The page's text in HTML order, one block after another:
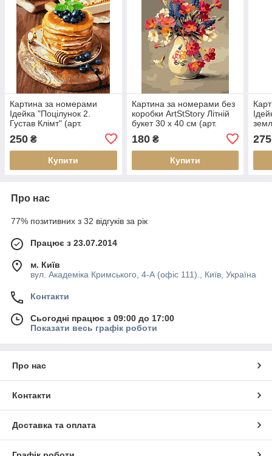
Картина за номерами
Ідейка "Поцілунок 2.
Густав Клімт" (арт.
коробки
250 ₴
Купити
Картина за номерами без
коробки ArtStStory Літній
букет 30 х 40 см (арт.
180₴
Купити
без
275
Про нас
77% позитивних з 32 відгуків за рік
Працює з 23.07.2014
м. Київ
вул. Академіка Кримського, 4-А (офіс 111)., Київ, Україна
Контакти
Сьогодні працює з 09:00 до 17:00
Показати весь графік роботи
Про нас
Контакти
Доставка та оплата